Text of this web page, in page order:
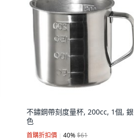
不鏽鋼帶刻度量杯, 200cc, 1個, 銀
色
首購折扣價 40%$61